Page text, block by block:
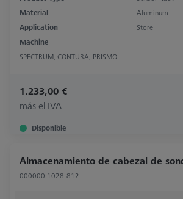
Material
Aluminum
Application
Store
Machine
SPECTRUM, CONTURA, PRISMO
1.233,00 €
más el IVA
Disponible
Almacenamiento de cabezal de
000000-1028-812